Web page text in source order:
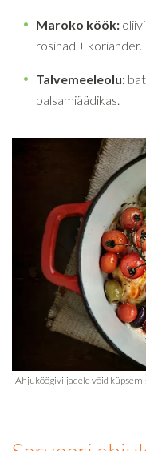
Maroko köök:
rosinad + koriander.
Talvemeeleolu:
palsamiäädikas.